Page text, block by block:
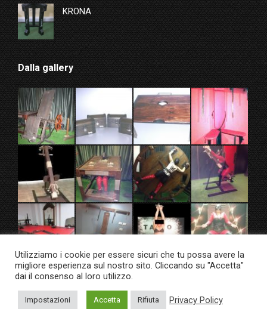
KRONA
Dalla gallery
© Taixo Dungeon Factory 2020. All rights reserved.
Utilizziamo i cookie per essere sicuri che tu possa avere la
migliore esperienza sul nostro sito. Cliccando su "Accetta"
dai il consenso al loro utilizzo.
Impostazioni Accetta Rifiuta Privacy Policy